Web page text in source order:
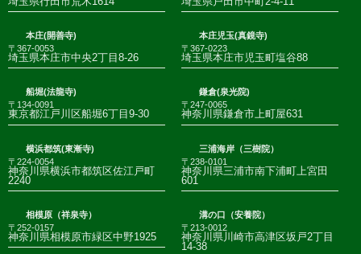
本庄(開善寺)
〒367-0053
埼玉県本庄市中央2丁目8-26
本庄児玉(真鏡寺)
〒367-0223
埼玉県本庄市児玉町塩谷88
船堀(法龍寺)
〒134-0091
東京都江戸川区船堀6丁目9-30
鎌倉(泉光院)
〒247-0065
神奈川県鎌倉市上町屋631
横浜都筑(東漸寺)
〒224-0054
神奈川県横浜市都筑区佐江戸町
2240
三浦海岸（三樹院）
〒238-0101
神奈川県三浦市南下浦町上宮田
601
相模原（祥泉寺）
〒252-0157
神奈川県相模原市緑区中野1925
溝の口（安養院）
〒213-0012
神奈川県川崎市高津区坂戸2丁目
14-38